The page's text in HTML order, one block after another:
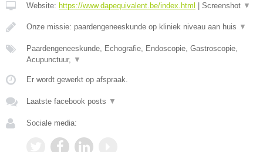
Website: https://www.dapequivalent.be/index.html | Screenshot ▼
Onze missie: paardengeneeskunde op kliniek niveau aan huis ▼
Paardengeneeskunde, Echografie, Endoscopie, Gastroscopie,
Acupunctuur,
▼
Er wordt gewerkt op afspraak.
Laatste facebook posts ▼
Sociale media: